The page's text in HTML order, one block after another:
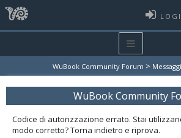
WuBook Community Forum >
WuBook Community
Codice di autorizzazione errato. Stai
modo corretto? Torna indietro e riprova.